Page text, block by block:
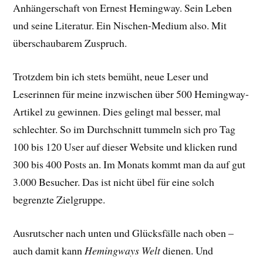
Anhängerschaft von Ernest Hemingway. Sein Leben
und seine Literatur. Ein Nischen-Medium also. Mit
überschaubarem Zuspruch.
Trotzdem bin ich stets bemüht, neue Leser und
Leserinnen für meine inzwischen über 500 Hemingway-
Artikel zu gewinnen. Dies gelingt mal besser, mal
schlechter. So im Durchschnitt tummeln sich pro Tag
100 bis 120 User auf dieser Website und klicken rund
300 bis 400 Posts an. Im Monats kommt man da auf gut
3.000 Besucher. Das ist nicht übel für eine solch
begrenzte Zielgruppe.
Ausrutscher nach unten und Glücksfälle nach oben –
auch damit kannHemingways Weltdienen. Und